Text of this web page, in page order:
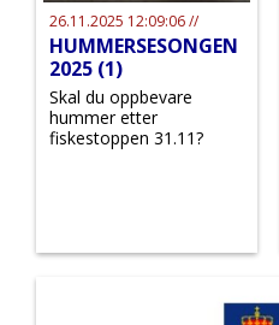
26.11.2025 12:09:06 //
HUMMERSESONGEN
2025 (1)
Skal du oppbevare
hummer etter
fiskestoppen 31.11?